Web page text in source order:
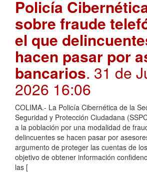
Policía
sobre fraude
el que
hacen pasar por
bancarios. 31 de
2026 16:06
COLIMA.- La Policía Cibernética de la
Seguridad y Protección Ciudadana
a la población por una modalidad de
delincuentes se hacen pasar por
argumento de proteger las cuentas de
objetivo de obtener información
las [